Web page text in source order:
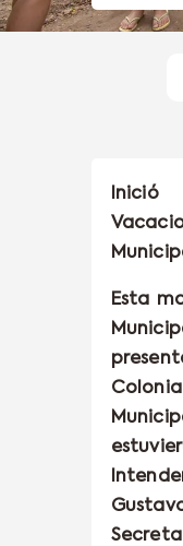
Esta